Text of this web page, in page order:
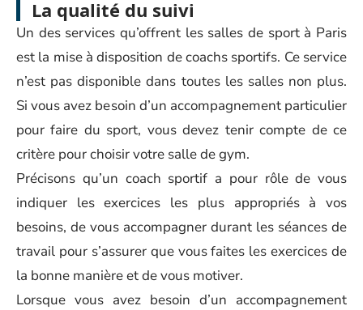
La qualité du suivi
Un des services qu’offrent les salles de sport à Paris
est la mise à disposition de coachs sportifs. Ce service
n’est pas disponible dans toutes les salles non plus.
Si vous avez besoin d’un accompagnement particulier
pour faire du sport, vous devez tenir compte de ce
critère pour choisir votre salle de gym.
Précisons qu’un coach sportif a pour rôle de vous
indiquer les exercices les plus appropriés à vos
besoins, de vous accompagner durant les séances de
travail pour s’assurer que vous faites les exercices de
la bonne manière et de vous motiver.
Lorsque vous avez besoin d’un accompagnement